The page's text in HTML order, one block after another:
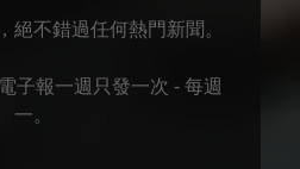
絕不錯過任何熱門新聞。
子報一週只發一次 - 每週
一。